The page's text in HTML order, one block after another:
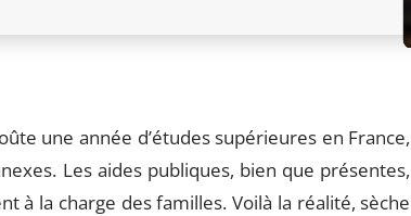
une année d’études supérieures en France,
Les aides publiques, bien que présentes,
à la charge des familles. Voilà la réalité, sèche